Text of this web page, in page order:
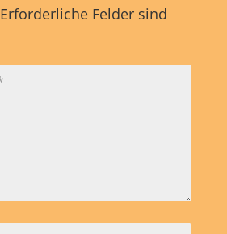
Erforderliche Felder sind